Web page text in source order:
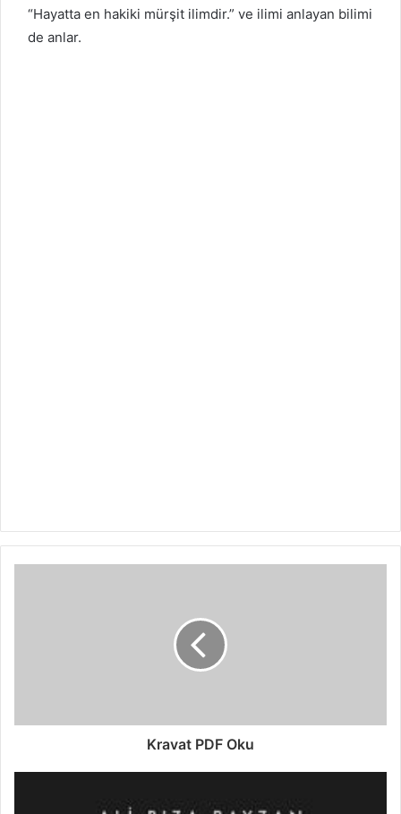
“Hayatta en hakiki mürşit ilimdir.” ve ilimi anlayan bilimi
de anlar.
Kravat PDF Oku